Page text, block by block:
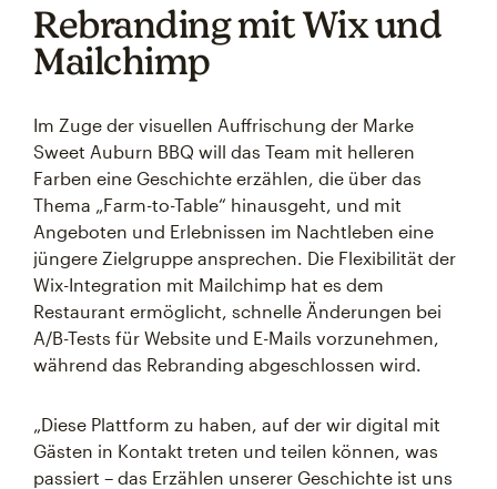
Rebranding mit Wix und
Mailchimp
Im Zuge der visuellen Auffrischung der Marke
Sweet Auburn BBQ will das Team mit helleren
Farben eine Geschichte erzählen, die über das
Thema „Farm-to-Table“ hinausgeht, und mit
Angeboten und Erlebnissen im Nachtleben eine
jüngere Zielgruppe ansprechen. Die Flexibilität der
Wix-Integration mit Mailchimp hat es dem
Restaurant ermöglicht, schnelle Änderungen bei
A/B-Tests für Website und E-Mails vorzunehmen,
während das Rebranding abgeschlossen wird.
„Diese Plattform zu haben, auf der wir digital mit
Gästen in Kontakt treten und teilen können, was
passiert – das Erzählen unserer Geschichte ist uns